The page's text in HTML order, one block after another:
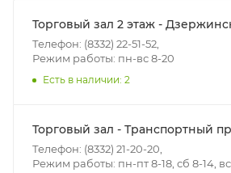
- зоны доставки;
- веса и габаритов товаров в
- количества торговых точек для
(перекрестки улиц):
• Дзержинского - Жуковского
• Ленина - 65 лет победы
Торговый зал 2 этаж -
Телефон: (8332) 22-51-52,
Режим работы: пн-вс 8-20
Есть в наличии: 2
Торговый зал - Транспортный
Телефон: (8332) 21-20-20,
Режим работы: пн-пт 8-18, сб 8-14, вс